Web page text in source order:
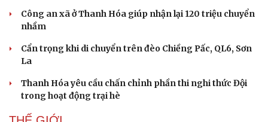
Golf nghiệp dư thế giới 2027
XÃ HỘI
Thanh Hóa quyết liệt gỡ điểm nghẽn chuyển đổi